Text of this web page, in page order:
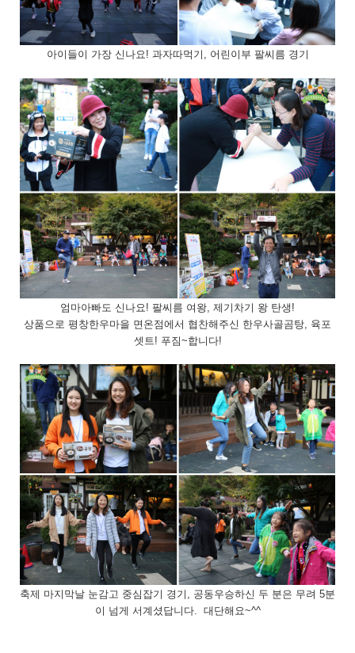
아이들이 가장 신나요! 과자따먹기, 어린이부 팔씨름 경기
엄마아빠도 신나요! 팔씨름 여왕, 제기차기 왕 탄생!
상품으로 평창한우마을 면온점에서 협찬해주신 한우사골곰탕, 육포
셋트! 푸짐~합니다!
축제 마지막날 눈감고 중심잡기 경기, 공동우승하신 두 분은 무려 5분
이 넘게 서계셨답니다. 대단해요~^^